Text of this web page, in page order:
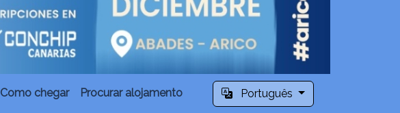
Como chegar Procurar alojamento Português